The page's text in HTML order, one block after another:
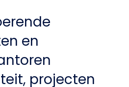
en
projecten